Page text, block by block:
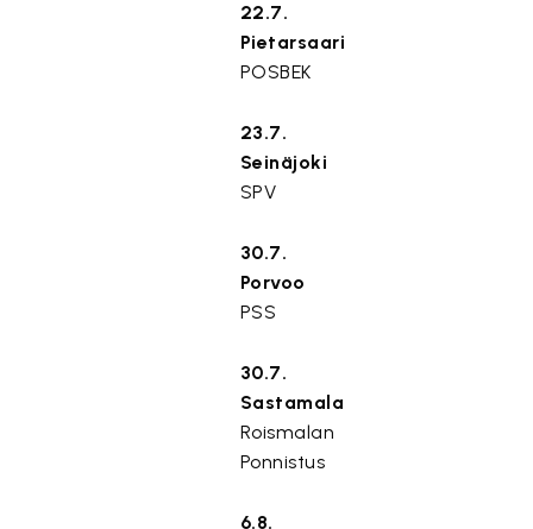
22.7.
Pietarsaari
POSBEK
23.7.
Seinäjoki
SPV
30.7.
Porvoo
PSS
30.7.
Sastamala
Roismalan
Ponnistus
6.8.